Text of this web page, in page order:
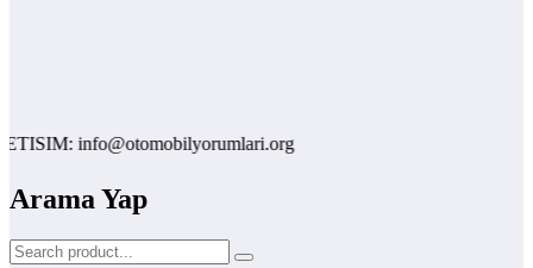
info@otomobilyorumlari.org
Arama Yap